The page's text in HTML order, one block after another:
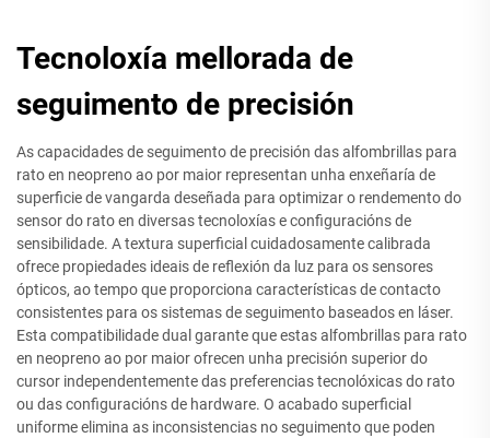
Tecnoloxía mellorada de
seguimento de precisión
As capacidades de seguimento de precisión das alfombrillas para
rato en neopreno ao por maior representan unha enxeñaría de
superficie de vangarda deseñada para optimizar o rendemento do
sensor do rato en diversas tecnoloxías e configuracións de
sensibilidade. A textura superficial cuidadosamente calibrada
ofrece propiedades ideais de reflexión da luz para os sensores
ópticos, ao tempo que proporciona características de contacto
consistentes para os sistemas de seguimento baseados en láser.
Esta compatibilidade dual garante que estas alfombrillas para rato
en neopreno ao por maior ofrecen unha precisión superior do
cursor independentemente das preferencias tecnolóxicas do rato
ou das configuracións de hardware. O acabado superficial
uniforme elimina as inconsistencias no seguimento que poden